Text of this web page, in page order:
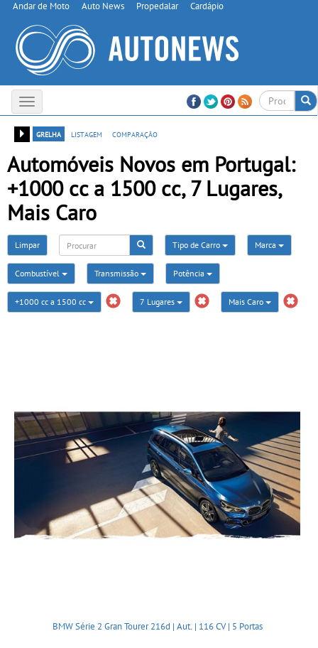
Andar de Moto Auto News Propedalar Cardápio
Toggle
navigation
grelha
listagem comparação
Automóveis Novos em Portugal:
+1000 cc a 1500 cc, 7 Lugares,
Mais Caro
Limpar Tipo de Carro Marca
Combustível Transmissão Potência
+1000 cc a 1500 cc 7 Lugares Mais Caro
BMW Série 2 Gran Tourer 216d | Aut. | 116 CV | 5 Portas